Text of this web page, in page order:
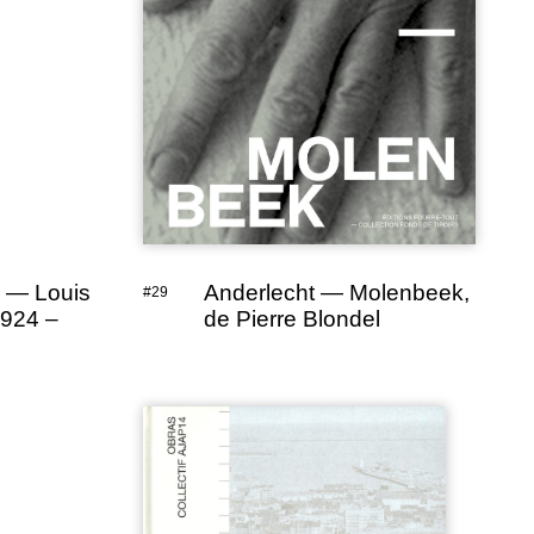
— Louis
–
#29
Anderlecht — Molenbeek,
de Pierre Blondel